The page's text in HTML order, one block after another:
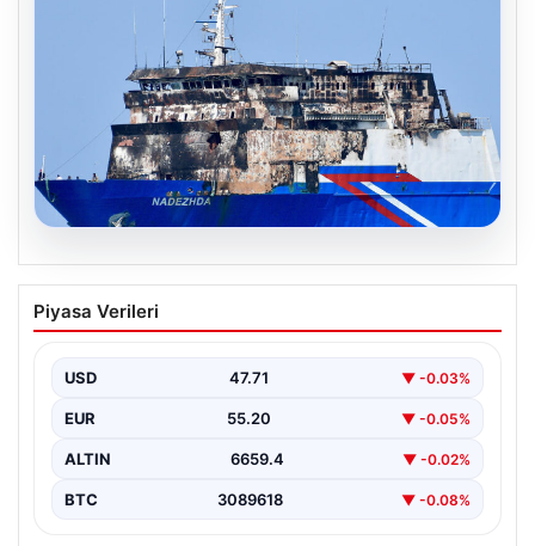
08.08.2026
Karadeniz’de vurulan gemiden ilk
görüntü: Türkiye’ye ulaştı ve saldırının
Son dakika gelişmesiyle, Karadeniz'de saldırıya uğrayan
…
Piyasa Verileri
USD 47.71 ▼ -0.03%
EUR 55.20 ▼ -0.05%
ALTIN 6659.4 ▼ -0.02%
BTC 3089618 ▼ -0.08%